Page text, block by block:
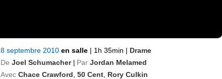
8 septembre 2010 en salle | 1h 35min | Drame
De Joel Schumacher | Par Jordan Melamed
Avec Chace Crawford 50 Cent Rory Culkin